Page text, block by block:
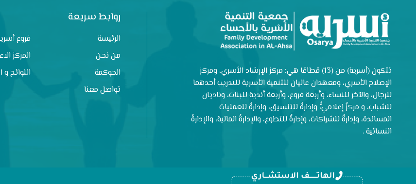
تتكون (أسرية) من (13) قطاعًا هي: مركز الإرشاد الأسري، ومركز
الإصلاح الأسري، ومعهدان عاليان للتنمية الأسرية للتدريب أحدهما
للرجال، والآخر للنساء، وأربعة فروع، وأربعة أندية للبنات، وناديان
للشباب، و مركزٌ إعلاميٌّ، وإدارةٌ للتنسيق، وإدارةٌ للعمليات
المساندة، وإدارةٌ للشراكات، وإدارةٌ للتطوع، والإدارةُ المالية، والإدارةُ
النسائية .
روابط سريعة
الرئيسة
فروع
من نحن
المركز
الحوكمة
اللوائح و
تواصل معنا